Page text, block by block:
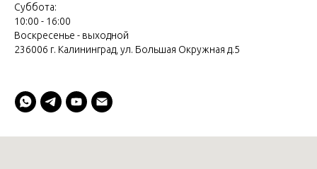
Суббота:
10:00 - 16:00
Воскресенье - выходной
236006 г. Калининград, ул. Большая Окружная д.5